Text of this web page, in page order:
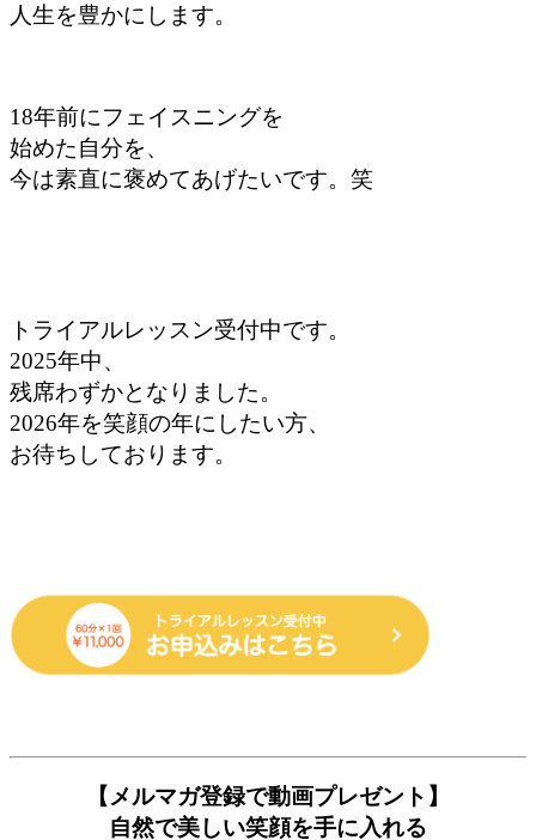
人生を豊かにします。
18年前にフェイスニングを
始めた自分を、
今は素直に褒めてあげたいです。笑
トライアルレッスン受付中です。
2025年中、
残席わずかとなりました。
2026年を笑顔の年にしたい方、
お待ちしております。
【メルマガ登録で動画プレゼント】
自然で美しい笑顔を手に入れる